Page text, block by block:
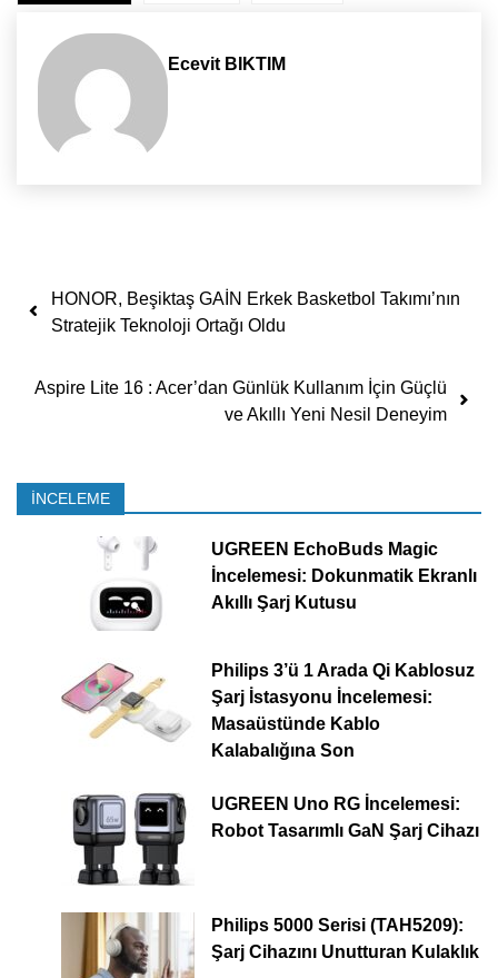
Ecevit BIKTIM
Yazı dolaşımı
HONOR, Beşiktaş GAİN Erkek Basketbol Takımı’nın
Stratejik Teknoloji Ortağı Oldu
Aspire Lite 16 : Acer’dan Günlük Kullanım İçin Güçlü
ve Akıllı Yeni Nesil Deneyim
İNCELEME
UGREEN EchoBuds Magic
İncelemesi: Dokunmatik Ekranlı
Akıllı Şarj Kutusu
Philips 3’ü 1 Arada Qi Kablosuz
Şarj İstasyonu İncelemesi:
Masaüstünde Kablo
Kalabalığına Son
UGREEN Uno RG İncelemesi:
Robot Tasarımlı GaN Şarj Cihazı
Philips 5000 Serisi (TAH5209):
Şarj Cihazını Unutturan Kulaklık